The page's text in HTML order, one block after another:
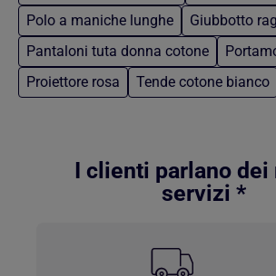
Polo a maniche lunghe
Giubbotto
Pantaloni tuta donna cotone
Proiettore rosa
Tende cotone bianco
I clienti parlano dei
servizi *